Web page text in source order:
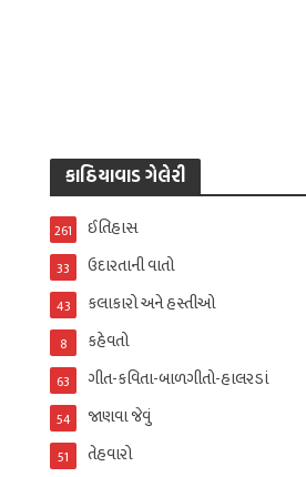
કાઠિયાવાડ ગેલેરી
ઈતિહાસ
261
ઉદારતાની વાતો
33
કલાકારો અને હસ્તીઓ
43
કહેવતો
8
ગીત-કવિતા-બાળગીતો-હાલરડાં
63
જાણવા જેવું
54
તેહવારો
51